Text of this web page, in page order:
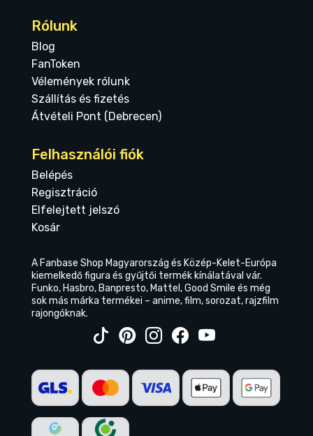
Rólunk
Blog
FanToken
Vélemények rólunk
Szállítás és fizetés
Átvételi Pont (Debrecen)
Felhasználói fiók
Belépés
Regisztráció
Elfelejtett jelszó
Kosár
A Fanbase Shop Magyarország és Közép-Kelet-Európa
kiemelkedő figura és gyűjtői termék kínálatával vár.
Funko, Hasbro, Banpresto, Mattel, Good Smile és még
sok más márka termékei – anime, film, sorozat, rajzfilm
rajongóknak.